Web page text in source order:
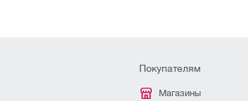
Покупателям
Магазины